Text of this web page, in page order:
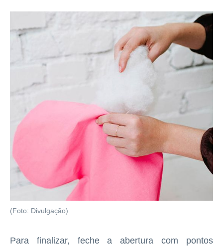
(Foto: Divulgação)
Para finalizar, feche a abertura com pontos